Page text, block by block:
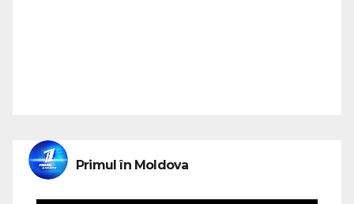
Primul în Moldova